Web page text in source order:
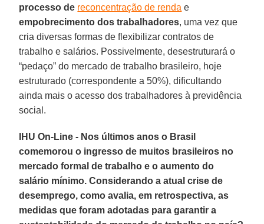
processo de reconcentração de renda e
empobrecimento dos trabalhadores, uma vez que
cria diversas formas de flexibilizar contratos de
trabalho e salários. Possivelmente, desestruturará o
“pedaço” do mercado de trabalho brasileiro, hoje
estruturado (correspondente a 50%), dificultando
ainda mais o acesso dos trabalhadores à previdência
social.
IHU On-Line - Nos últimos anos o Brasil
comemorou o ingresso de muitos brasileiros no
mercado formal de trabalho e o aumento do
salário mínimo. Considerando a atual crise de
desemprego, como avalia, em retrospectiva, as
medidas que foram adotadas para garantir a